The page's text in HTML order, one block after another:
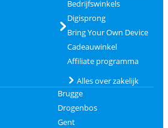
Bedrijfswinkels
Digisprong
Bring Your Own Device
Cadeauwinkel
Affiliate programma
Alles over zakelijk
Brugge
Drogenbos
Gent